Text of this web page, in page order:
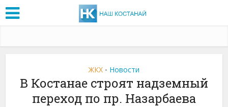
ЖКХ • Новости
В Костанае строят надземный
переход по пр. Назарбаева